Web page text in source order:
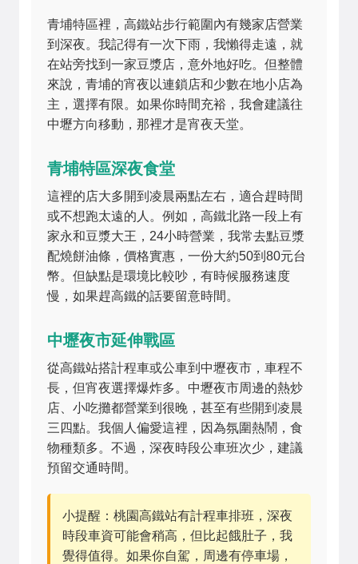
青埔特區裡，高鐵站步行範圍內有幾家店營業
到深夜。我記得有一次下雨，我懶得走遠，就
在站旁找到一家豆漿店，意外地好吃。但整體
來說，青埔的宵夜以連鎖店和少數在地小店為
主，選擇有限。如果你時間充裕，我會建議往
中壢方向移動，那裡才是宵夜天堂。
青埔特區深夜食堂
這裡的店大多開到凌晨兩點左右，適合趕時間
或不想跑太遠的人。例如，高鐵北路一段上有
家永和豆漿大王，24小時營業，我常去點豆漿
配燒餅油條，價格實惠，一份大約50到80元台
幣。但缺點是環境比較吵，有時候服務速度
慢，如果趕高鐵的話要留意時間。
中壢夜市延伸戰區
從高鐵站搭計程車或公車到中壢夜市，車程不
長，但宵夜選擇爆炸多。中壢夜市周邊的熱炒
店、小吃攤都營業到很晚，甚至有些開到凌晨
三四點。我個人偏愛這裡，因為氛圍熱鬧，食
物種類多。不過，深夜時段公車班次少，建議
預留交通時間。
小提醒：桃園高鐵站有計程車排班，深夜
時段車資可能會稍高，但比起餓肚子，我
覺得值得。如果你自駕，周邊有停車場，